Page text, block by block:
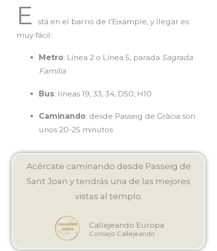
E
stá en el barrio de l’Eixample, y llegar es
muy fácil:
Metro: Línea 2 o Línea 5, parada Sagrada
Família
Bus: líneas 19, 33, 34, D50, H10
Caminando: desde Passeig de Gràcia son
unos 20-25 minutos
Acércate caminando desde Passeig de
Sant Joan y tendrás una de las mejores
vistas al templo.
Callejeando Europa
Consejo Callejeando